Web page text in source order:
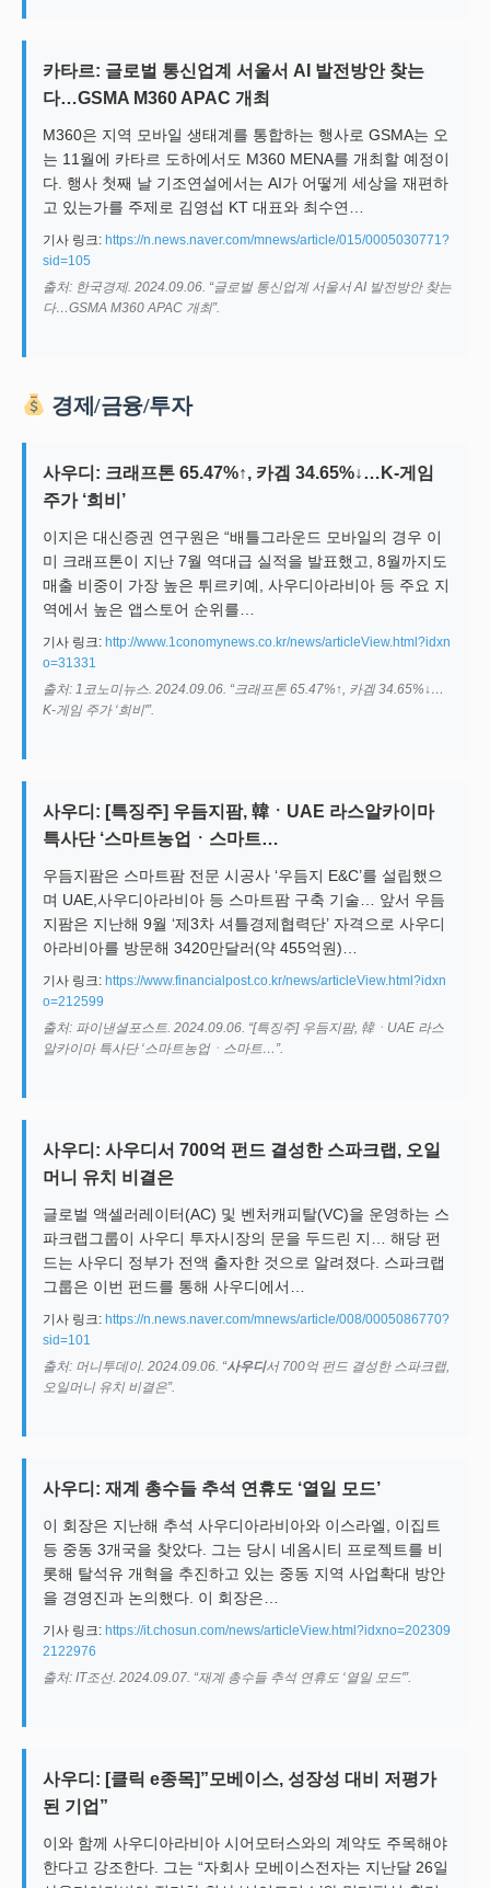
카타르: 글로벌 통신업계 서울서 AI 발전방안 찾는
다…GSMA M360 APAC 개최
M360은 지역 모바일 생태계를 통합하는 행사로 GSMA는 오
는 11월에 카타르 도하에서도 M360 MENA를 개최할 예정이
다. 행사 첫째 날 기조연설에서는 AI가 어떻게 세상을 재편하
고 있는가를 주제로 김영섭 KT 대표와 최수연…
기사 링크: https://n.news.naver.com/mnews/article/015/0005030771?
sid=105
출처: 한국경제. 2024.09.06. “글로벌 통신업계 서울서 AI 발전방안 찾는
다…GSMA M360 APAC 개최”.
경제/금융/투자
사우디: 크래프톤 65.47%↑, 카겜 34.65%↓…K-게임
주가 ‘희비’
이지은 대신증권 연구원은 “배틀그라운드 모바일의 경우 이
미 크래프톤이 지난 7월 역대급 실적을 발표했고, 8월까지도
매출 비중이 가장 높은 튀르키예, 사우디아라비아 등 주요 지
역에서 높은 앱스토어 순위를…
기사 링크: http://www.1conomynews.co.kr/news/articleView.html?idxn
o=31331
출처: 1코노미뉴스. 2024.09.06. “크래프톤 65.47%↑, 카겜 34.65%↓…
K-게임 주가 ‘희비'”.
사우디: [특징주] 우듬지팜, 韓ㆍUAE 라스알카이마
특사단 ‘스마트농업ㆍ스마트…
우듬지팜은 스마트팜 전문 시공사 ‘우듬지 E&C’를 설립했으
며 UAE,사우디아라비아 등 스마트팜 구축 기술… 앞서 우듬
지팜은 지난해 9월 ‘제3차 셔틀경제협력단’ 자격으로 사우디
아라비아를 방문해 3420만달러(약 455억원)…
기사 링크: https://www.financialpost.co.kr/news/articleView.html?idxn
o=212599
출처: 파이낸셜포스트. 2024.09.06. “[특징주] 우듬지팜, 韓ㆍUAE 라스
알카이마 특사단 ‘스마트농업ㆍ스마트…”.
사우디: 사우디서 700억 펀드 결성한 스파크랩, 오일
머니 유치 비결은
글로벌 액셀러레이터(AC) 및 벤처캐피탈(VC)을 운영하는 스
파크랩그룹이 사우디 투자시장의 문을 두드린 지… 해당 펀
드는 사우디 정부가 전액 출자한 것으로 알려졌다. 스파크랩
그룹은 이번 펀드를 통해 사우디에서…
기사 링크: https://n.news.naver.com/mnews/article/008/0005086770?
sid=101
출처: 머니투데이. 2024.09.06. “사우디서 700억 펀드 결성한 스파크랩,
오일머니 유치 비결은”.
사우디: 재계 총수들 추석 연휴도 ‘열일 모드’
이 회장은 지난해 추석 사우디아라비아와 이스라엘, 이집트
등 중동 3개국을 찾았다. 그는 당시 네옴시티 프로젝트를 비
롯해 탈석유 개혁을 추진하고 있는 중동 지역 사업확대 방안
을 경영진과 논의했다. 이 회장은…
기사 링크: https://it.chosun.com/news/articleView.html?idxno=202309
2122976
출처: IT조선. 2024.09.07. “재계 총수들 추석 연휴도 ‘열일 모드'”.
사우디: [클릭 e종목]”모베이스, 성장성 대비 저평가
된 기업”
이와 함께 사우디아라비아 시어모터스와의 계약도 주목해야
한다고 강조한다. 그는 “자회사 모베이스전자는 지난달 26일